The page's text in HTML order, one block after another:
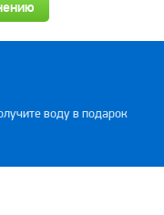
воду в подарок